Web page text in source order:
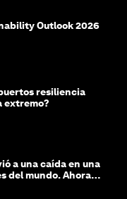
Outlook 2026
resiliencia
extremo?
a una caída en una
del mundo. Ahora